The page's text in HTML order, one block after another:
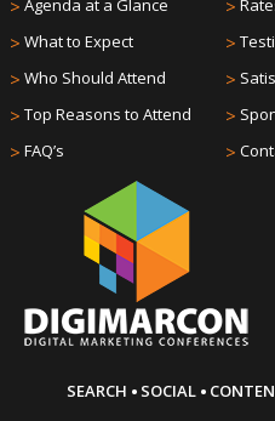
> Agenda at a Glance
> What to Expect
> Who Should Attend
> Top Reasons to Attend
> FAQ’s
>
>
>
>
>
SEARCH · SOCIAL ·